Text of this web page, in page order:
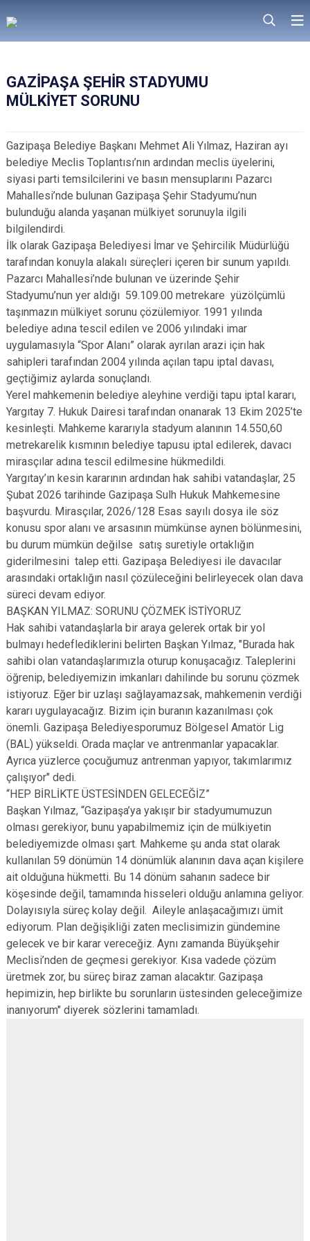
GAZİPAŞA ŞEHİR STADYUMU
MÜLKİYET SORUNU
Gazipaşa Belediye Başkanı Mehmet Ali Yılmaz, Haziran ayı
belediye Meclis Toplantısı’nın ardından meclis üyelerini,
siyasi parti temsilcilerini ve basın mensuplarını Pazarcı
Mahallesi’nde bulunan Gazipaşa Şehir Stadyumu’nun
bulunduğu alanda yaşanan mülkiyet sorunuyla ilgili
bilgilendirdi.
İlk olarak Gazipaşa Belediyesi İmar ve Şehircilik Müdürlüğü
tarafından konuyla alakalı süreçleri içeren bir sunum yapıldı.
Pazarcı Mahallesi’nde bulunan ve üzerinde Şehir
Stadyumu’nun yer aldığı 59.109.00 metrekare yüzölçümlü
taşınmazın mülkiyet sorunu çözülemiyor. 1991 yılında
belediye adına tescil edilen ve 2006 yılındaki imar
uygulamasıyla “Spor Alanı” olarak ayrılan arazi için hak
sahipleri tarafından 2004 yılında açılan tapu iptal davası,
geçtiğimiz aylarda sonuçlandı.
Yerel mahkemenin belediye aleyhine verdiği tapu iptal kararı,
Yargıtay 7. Hukuk Dairesi tarafından onanarak 13 Ekim 2025’te
kesinleşti. Mahkeme kararıyla stadyum alanının 14.550,60
metrekarelik kısmının belediye tapusu iptal edilerek, davacı
mirasçılar adına tescil edilmesine hükmedildi.
Yargıtay’ın kesin kararının ardından hak sahibi vatandaşlar, 25
Şubat 2026 tarihinde Gazipaşa Sulh Hukuk Mahkemesine
başvurdu. Mirasçılar, 2026/128 Esas sayılı dosya ile söz
konusu spor alanı ve arsasının mümkünse aynen bölünmesini,
bu durum mümkün değilse satış suretiyle ortaklığın
giderilmesini talep etti. Gazipaşa Belediyesi ile davacılar
arasındaki ortaklığın nasıl çözüleceğini belirleyecek olan dava
süreci devam ediyor.
BAŞKAN YILMAZ: SORUNU ÇÖZMEK İSTİYORUZ
Hak sahibi vatandaşlarla bir araya gelerek ortak bir yol
bulmayı hedeflediklerini belirten Başkan Yılmaz, "Burada hak
sahibi olan vatandaşlarımızla oturup konuşacağız. Taleplerini
öğrenip, belediyemizin imkanları dahilinde bu sorunu çözmek
istiyoruz. Eğer bir uzlaşı sağlayamazsak, mahkemenin verdiği
kararı uygulayacağız. Bizim için buranın kazanılması çok
önemli. Gazipaşa Belediyesporumuz Bölgesel Amatör Lig
(BAL) yükseldi. Orada maçlar ve antrenmanlar yapacaklar.
Ayrıca yüzlerce çocuğumuz antrenman yapıyor, takımlarımız
çalışıyor" dedi.
“HEP BİRLİKTE ÜSTESİNDEN GELECEĞİZ”
Başkan Yılmaz, “Gazipaşa’ya yakışır bir stadyumumuzun
olması gerekiyor, bunu yapabilmemiz için de mülkiyetin
belediyemizde olması şart. Mahkeme şu anda stat olarak
kullanılan 59 dönümün 14 dönümlük alanının dava açan kişilere
ait olduğuna hükmetti. Bu 14 dönüm sahanın sadece bir
köşesinde değil, tamamında hisseleri olduğu anlamına geliyor.
Dolayısıyla süreç kolay değil. Aileyle anlaşacağımızı ümit
ediyorum. Plan değişikliği zaten meclisimizin gündemine
gelecek ve bir karar vereceğiz. Aynı zamanda Büyükşehir
Meclisi’nden de geçmesi gerekiyor. Kısa vadede çözüm
üretmek zor, bu süreç biraz zaman alacaktır. Gazipaşa
hepimizin, hep birlikte bu sorunların üstesinden geleceğimize
inanıyorum" diyerek sözlerini tamamladı.